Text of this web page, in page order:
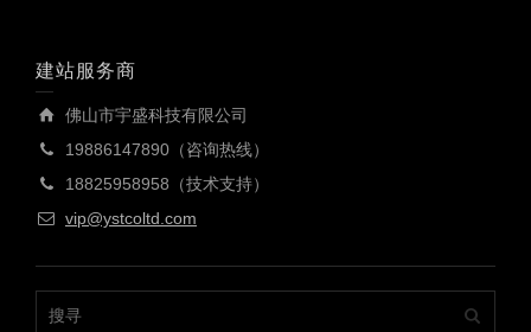
建站服务商
佛山市宇盛科技有限公司
19886147890（咨询热线）
18825958958（技术支持）
vip@ystcoltd.com